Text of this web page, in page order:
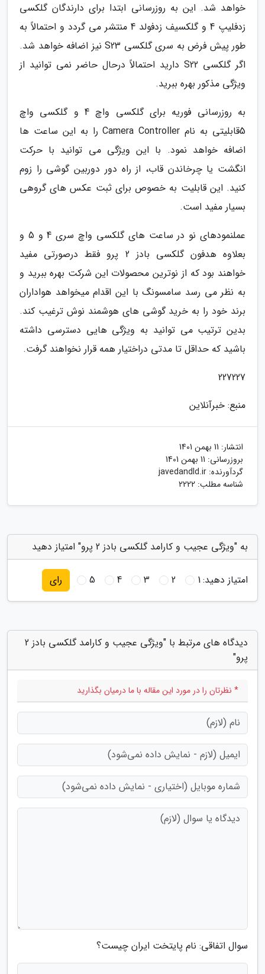
خواهد شد. این به روزرسانی ابتدا برای دارندگان گلکسی
زدفلیپ 4 و گلکسیف زدفولد 4 منتشر می گردد و احتمالاً به
طور پیش فرض به سری گلکسی S23 نیز اضافه خواهد شد.
اگر گلکسی S22 دارید احتمالاً درحال حاضر نمی توانید از
ویژگی مذکور بهره ببرید.
به روزرسانی فوریه برای گلکسی واچ 4 و گلکسی واچ
5قابلیتی به نام Camera Controller را به این ساعت ها
اضافه خواهد نمود. با این ویژگی می توانید با حرکت
انگشت یا چرخاندن قاب، از راه دور دوربین گوشی را زوم
کنید. این قابلیت به خصوص برای ثبت عکس های گروهی
بسیار مفید است.
عملنمودهای نو در ساعت های گلکسی واچ سری 4 و 5 و
بعلاوه هدفون گلکسی بادز 2 پرو فقط درصورتی مفید
خواهند بود که از نوترین محصولات این شرکت بهره ببرید و
به نظر می رسد سامسونگ با این اقدام میخواهد هواداران
برند خود را به خرید گوشی های هوشمند نوش ترغیب کند.
بدین ترتیب می توانید به ویژگی هایی دسترسی داشته
باشید که حداقل تا مدتی دراختیار همه قرار نخواهند گرفت.
227227
منبع: خبرآنلاین
انتشار: 11 بهمن 1401
بروزرسانی: 11 بهمن 1401
گردآورنده: javedandld.ir
شناسه مطلب: 2222
به "ویژگی عجیب و کارامد گلکسی بادز 2 پرو" امتیاز دهید
امتیاز دهید:1
2
3
4
5 رای
دیدگاه های مرتبط با "ویژگی عجیب و کارامد گلکسی بادز 2
پرو"
* نظرتان را در مورد این مقاله با ما درمیان بگذارید
سوال اتفاقی: نام پایتخت ایران چیست؟